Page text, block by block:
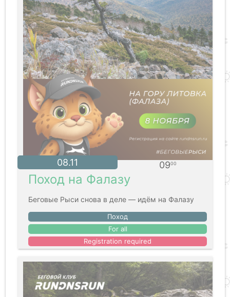
08.11 0900
Поход на Фалазу
Беговые Рыси снова в деле — идём на Фалазу
Поход
For all
Registration required